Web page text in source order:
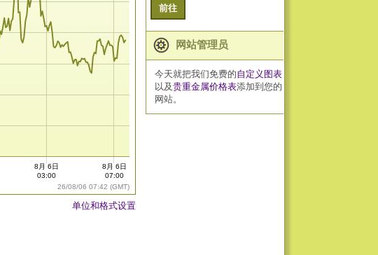
26/08/06 07:42 (GMT)
8月 6日
03:00
8月 6日
07:00
单位和格式设置
前往
网站管理员
今天就把我们免费的自定义图表
以及贵重金属价格表添加到您的
网站。